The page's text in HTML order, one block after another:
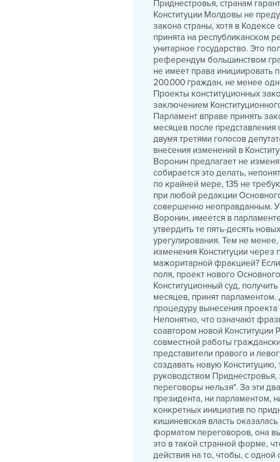
Приднестровья, странам
Конституции Молдовы не
закона страны, хотя в
принята на республиканском
унитарное государство. Это
референдум большинством
не имеет права инициировать
200.000 граждан, не менее
Проекты конституционных
заключением
Парламент вправе принять
месяцев после
двумя третями голосов
внесения изменений в
Воронин предлагает не
собирается это делать,
по крайней мере, 135 не
при любой редакции
совершенно неоправданным. У
Воронин, имеется в
утвердить те пять-десять
урегулирования. Тем не
изменения Конституции через
мажоритарной фракцией?
поля, проект нового
Конституционный суд,
месяцев, принят
процедуру вынесения
Непонятно, что означают
соавтором новой
совместной работы
представители правого и
создавать новую
руководством
переговоры нельзя". За эти
президента, ни парламентом,
конкретных инициатив по
кишиневская власть
форматом переговоров, она
это в такой странной форме,
действия на то, чтобы, с